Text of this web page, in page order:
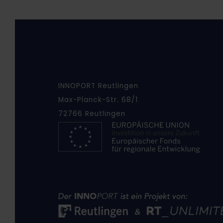
INNOPORT Reutlingen
Max-Planck-Str. 68/1
72766 Reutlingen